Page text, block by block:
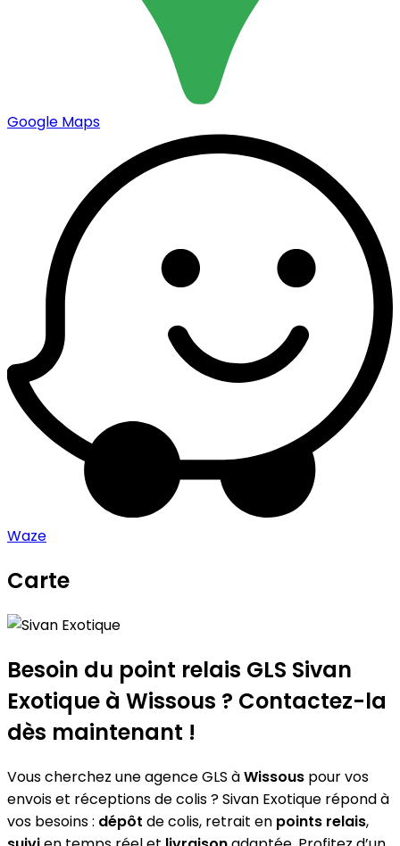
Google Maps
Waze
Carte
+
−
Besoin du point relais GLS Sivan
Exotique à Wissous ? Contactez-la
dès maintenant !
Vous cherchez une agence GLS àWissous pour vos
envois et réceptions de colis ? Sivan Exotique répond à
vos besoins : dépôt de colis, retrait en points relais,